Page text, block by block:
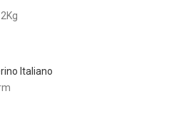
Italiano